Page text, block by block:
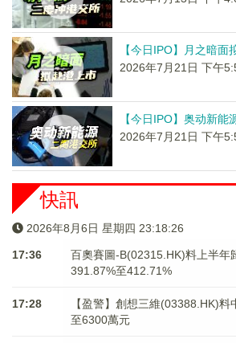
【今日IPO】月之暗面
2026年7月21日 下午
【今日IPO】奥动新能
2026年7月21日 下午
快訊
2026年8月6日 星期四 23:18:26
17:36
百奧賽圖-B(02315.HK)料上半年
391.87%至412.71%
17:28
【盈警】創想三維(03388.HK)
至6300萬元